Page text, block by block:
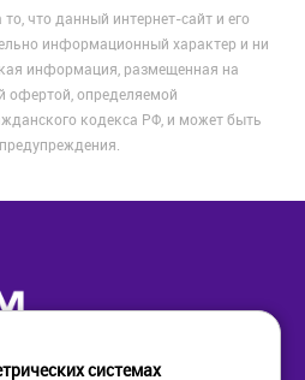
что данный интернет-сайт и его
информационный характер и ни
информация, размещенная на
офертой, определяемой
кодекса РФ, и может быть
системах